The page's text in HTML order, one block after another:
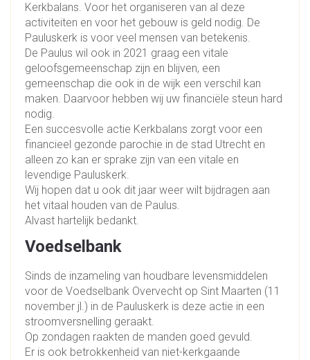
Kerkbalans. Voor het organiseren van al deze
activiteiten en voor het gebouw is geld nodig. De
Pauluskerk is voor veel mensen van betekenis.
De Paulus wil ook in 2021 graag een vitale
geloofsgemeenschap zijn en blijven, een
gemeenschap die ook in de wijk een verschil kan
maken. Daarvoor hebben wij uw financiële steun hard
nodig.
Een succesvolle actie Kerkbalans zorgt voor een
financieel gezonde parochie in de stad Utrecht en
alleen zo kan er sprake zijn van een vitale en
levendige Pauluskerk.
Wij hopen dat u ook dit jaar weer wilt bijdragen aan
het vitaal houden van de Paulus.
Alvast hartelijk bedankt.
Voedselbank
Sinds de inzameling van houdbare levensmiddelen
voor de Voedselbank Overvecht op Sint Maarten (11
november jl.) in de Pauluskerk is deze actie in een
stroomversnelling geraakt.
Op zondagen raakten de manden goed gevuld.
Er is ook betrokkenheid van niet-kerkgaande